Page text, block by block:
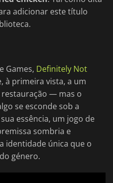
adicionar este título
Games, Definitely Not
à primeira vista, a um
— mas o
se esconde sob a
essência, um jogo de
sombria e
identidade única que o
género.